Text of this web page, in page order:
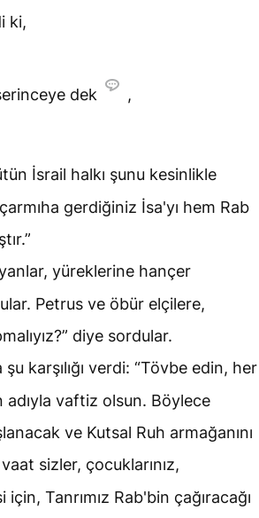
ki,
dek
,
İsrail halkı şunu kesinlikle
gerdiğiniz İsa'yı hem Rab
yüreklerine hançer
Petrus ve öbür elçilere,
diye sordular.
karşılığı verdi: “Tövbe edin, her
vaftiz olsun. Böylece
ve Kutsal Ruh armağanını
sizler, çocuklarınız,
Tanrımız Rab'bin çağıracağı